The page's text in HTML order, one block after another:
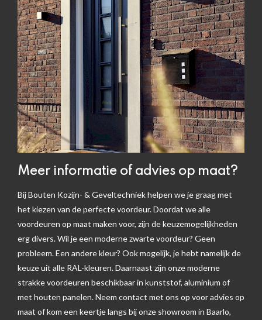
Meer informatie of advies op maat?
Bij Bouten Kozijn- & Geveltechniek helpen we je graag met
het kiezen van de perfecte voordeur. Doordat we alle
voordeuren op maat maken voor, zijn de keuzemogelijkheden
erg divers. Wil je een moderne zwarte voordeur? Geen
probleem. Een andere kleur? Ook mogelijk, je hebt namelijk de
keuze uit alle RAL-kleuren. Daarnaast zijn onze moderne
strakke voordeuren beschikbaar in kunststof, aluminium of
met houten panelen. Neem contact met ons op voor advies op
maat of kom een keertje langs bij onze showroom in Baarlo,